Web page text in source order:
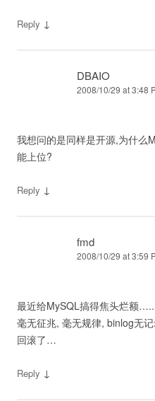
Reply ↓
DBAIO
2008/10/29 at 3:48
我想问的是同样是开源,为什么
能上位?
Reply ↓
fmd
2008/10/29 at 3:59
最近给MySQL搞得焦头烂额…..
毫无征兆, 毫无规律, binlog无
回滚了…
Reply ↓